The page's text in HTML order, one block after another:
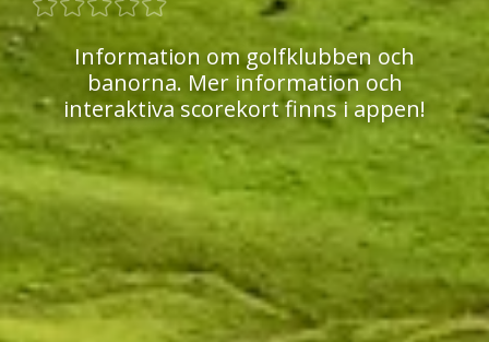
Information om golfklubben och
banorna. Mer information och
interaktiva scorekort finns i appen!